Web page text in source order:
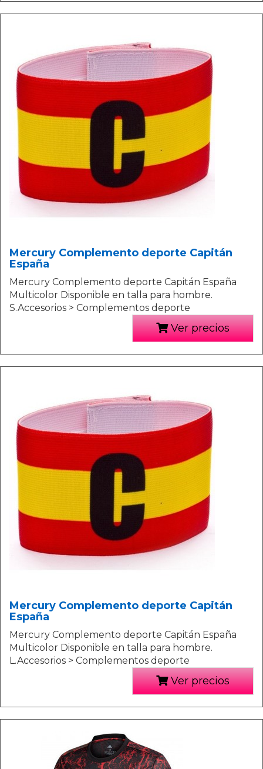
Mercury Complemento deporte Capitán
España
Mercury Complemento deporte Capitán España
Multicolor Disponible en talla para hombre.
S.Accesorios > Complementos deporte
Ver precios
Mercury Complemento deporte Capitán
España
Mercury Complemento deporte Capitán España
Multicolor Disponible en talla para hombre.
L.Accesorios > Complementos deporte
Ver precios